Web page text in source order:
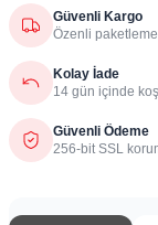
Güvenli Kargo
Özenli
Kolay İade
14 gün içinde
Güvenli Ödeme
256-bit SSL